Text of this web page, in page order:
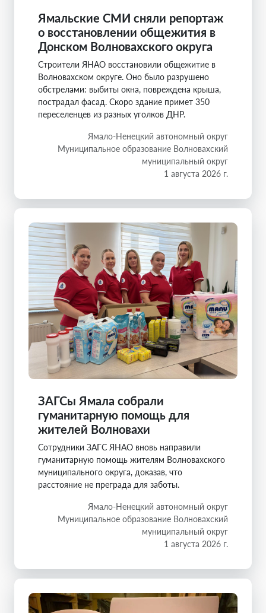
Ямальские СМИ сняли репортаж
о восстановлении общежития в
Донском Волновахского округа
Строители ЯНАО восстановили общежитие в
Волновахском округе. Оно было разрушено
обстрелами: выбиты окна, повреждена крыша,
пострадал фасад. Скоро здание примет 350
переселенцев из разных уголков ДНР.
Ямало-Ненецкий автономный округ
Муниципальное образование Волновахский
муниципальный округ
1 августа 2026 г.
ЗАГСы Ямала собрали
гуманитарную помощь для
жителей Волновахи
Сотрудники ЗАГС ЯНАО вновь направили
гуманитарную помощь жителям Волновахского
муниципального округа, доказав, что
расстояние не преграда для заботы.
Ямало-Ненецкий автономный округ
Муниципальное образование Волновахский
муниципальный округ
1 августа 2026 г.